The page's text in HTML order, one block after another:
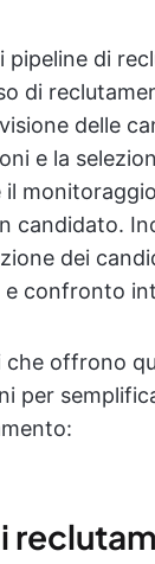
pipeline di
di
delle
e la
candidato.
dei
confronto
che offrono
per